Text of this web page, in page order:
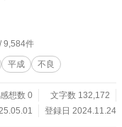
ック）”の仲間入りをし
。
9,584件
平成 不良
感想数 0
文字数 132,172
登録日 2024.11.24